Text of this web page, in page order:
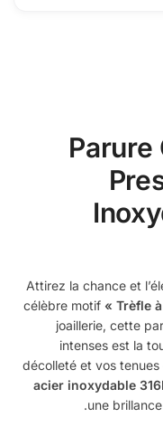
Attirez la chance et
célèbre motif « Trèfle
joaillerie, cette
intenses est la
décolleté et vos
acier inoxydable
une